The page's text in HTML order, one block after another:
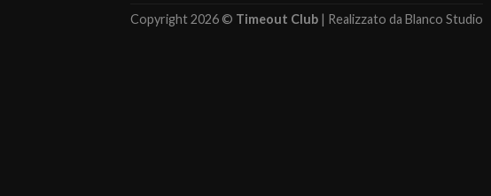
Copyright 2026 © Timeout Club | Realizzato da Blanco Studio